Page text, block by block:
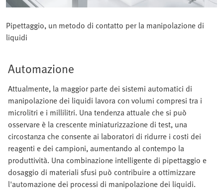
Pipettaggio, un metodo di contatto per la manipolazione di
liquidi
Automazione
Attualmente, la maggior parte dei sistemi automatici di
manipolazione dei liquidi lavora con volumi compresi tra i
microlitri e i millilitri. Una tendenza attuale che si può
osservare è la crescente miniaturizzazione di test, una
circostanza che consente ai laboratori di ridurre i costi dei
reagenti e dei campioni, aumentando al contempo la
produttività. Una combinazione intelligente di pipettaggio e
dosaggio di materiali sfusi può contribuire a ottimizzare
l'automazione dei processi di manipolazione dei liquidi.